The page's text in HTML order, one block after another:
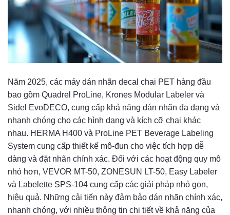
Năm 2025, các máy dán nhãn decal chai PET hàng đầu
bao gồm Quadrel ProLine, Krones Modular Labeler và
Sidel EvoDECO, cung cấp khả năng dán nhãn đa dạng và
nhanh chóng cho các hình dạng và kích cỡ chai khác
nhau. HERMA H400 và ProLine PET Beverage Labeling
System cung cấp thiết kế mô-đun cho việc tích hợp dễ
dàng và đặt nhãn chính xác. Đối với các hoạt động quy mô
nhỏ hơn, VEVOR MT-50, ZONESUN LT-50, Easy Labeler
và Labelette SPS-104 cung cấp các giải pháp nhỏ gọn,
hiệu quả. Những cải tiến này đảm bảo dán nhãn chính xác,
nhanh chóng, với nhiều thông tin chi tiết về khả năng của